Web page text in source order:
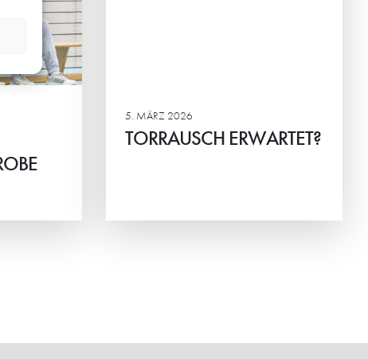
5. MÄRZ 2026
TORRAUSCH ERWARTET?